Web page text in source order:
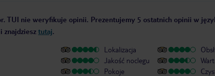
TUI nie weryfikuje opinii. Prezentujemy 5 ostatnich opinii w
znajdziesz tutaj.
Lokalizacja
Jakość noclegu
Pokoje